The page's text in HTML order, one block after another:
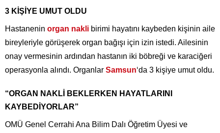
3 KİŞİYE UMUT OLDU
Hastanenin organ nakli birimi hayatını kaybeden kişinin aile
bireyleriyle görüşerek organ bağışı için izin istedi. Ailesinin
onay vermesinin ardından hastanın iki böbreği ve karaciğeri
operasyonla alındı. Organlar Samsun‘da 3 kişiye umut oldu.
“ORGAN NAKLİ BEKLERKEN HAYATLARINI
KAYBEDİYORLAR”
OMÜ Genel Cerrahi Ana Bilim Dalı Öğretim Üyesi ve